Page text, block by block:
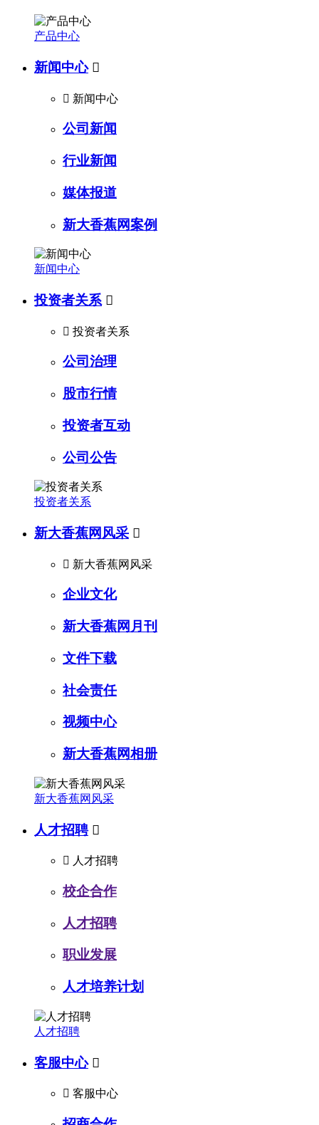
产品中心
新闻中心 
 新闻中心
公司新闻
行业新闻
媒体报道
新大香蕉网案例
新闻中心
投资者关系 
 投资者关系
公司治理
股市行情
投资者互动
公司公告
投资者关系
新大香蕉网风采 
 新大香蕉网风采
企业文化
新大香蕉网月刊
文件下载
社会责任
视频中心
新大香蕉网相册
新大香蕉网风采
人才招聘 
 人才招聘
校企合作
人才招聘
职业发展
人才培养计划
人才招聘
客服中心 
 客服中心